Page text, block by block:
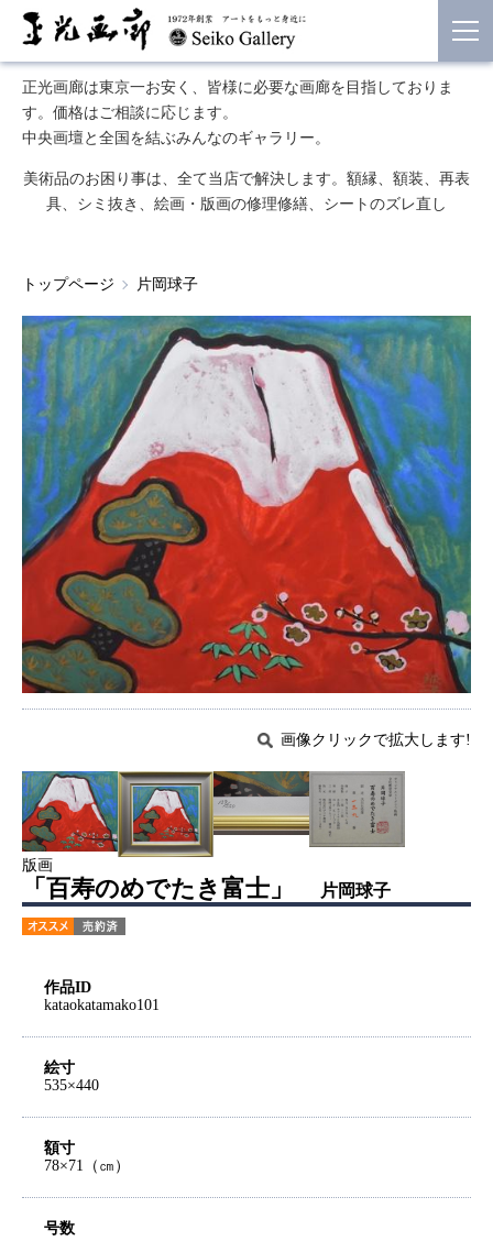
正光画廊は東京一お安く、皆様に必要な画廊を目指しておりま
す。価格はご相談に応じます。
中央画壇と全国を結ぶみんなのギャラリー。
美術品のお困り事は、全て当店で解決します。額縁、額装、再表
具、シミ抜き、絵画・版画の修理修繕、シートのズレ直し
トップページ 片岡球子
画像クリックで拡大します!
版画
「百寿のめでたき富士」 片岡球子
作品ID
kataokatamako101
絵寸
535×440
額寸
78×71（㎝）
号数